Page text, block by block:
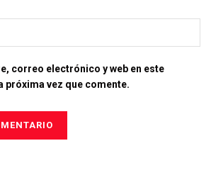
correo electrónico y web en este
próxima vez que comente.